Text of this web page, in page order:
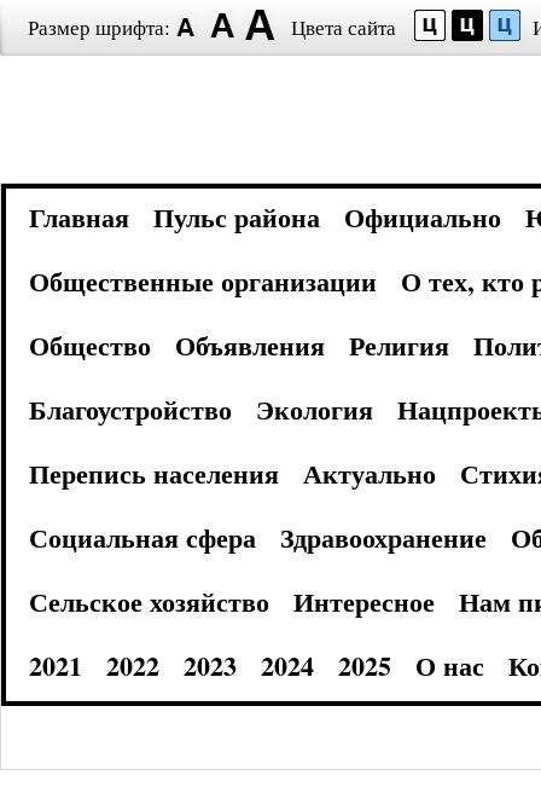
Размер шрифта: Цвета сайта
Главная Пульс района Официально
Общественные организации
О тех, кто
Общество
Объявления Религия
Благоустройство
Экология
Перепись населения
Актуально
Социальная сфера
Здравоохранение
Сельское хозяйство
Интересное
Нам
2021
2022 2023 2024 2025 О нас